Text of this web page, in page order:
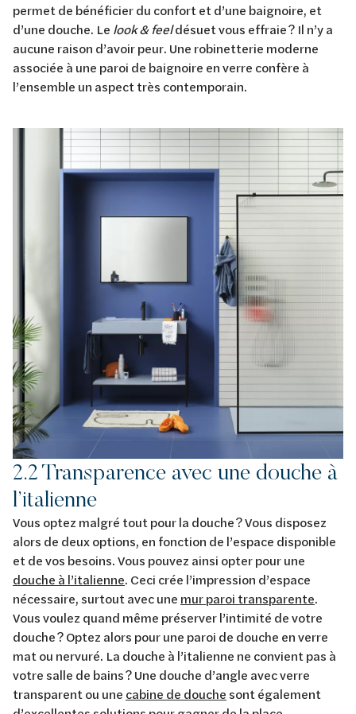
permet de bénéficier du confort et d’une baignoire, et
d’une douche. Le look & feeldésuet vous effraie ? Il n’y a
aucune raison d’avoir peur. Une robinetterie moderne
associée à une paroi de baignoire en verre confère à
l’ensemble un aspect très contemporain.
2.2 Transparence avec une douche à
l’italienne
Vous optez malgré tout pour la douche ? Vous disposez
alors de deux options, en fonction de l’espace disponible
et de vos besoins. Vous pouvez ainsi opter pour une
douche à l’italienne. Ceci crée l’impression d’espace
nécessaire, surtout avec une mur paroi transparente.
Vous voulez quand même préserver l’intimité de votre
douche ? Optez alors pour une paroi de douche en verre
mat ou nervuré. La douche à l’italienne ne convient pas à
votre salle de bains ? Une douche d’angle avec verre
transparent ou une cabine de douche sont également